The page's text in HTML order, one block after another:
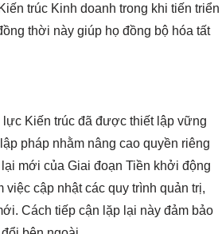
trúc Kinh doanh trong khi tiến triển
thời này giúp họ đồng bộ hóa tất
lực Kiến trúc đã được thiết lập vững
pháp nhằm nâng cao quyền riêng
mới của Giai đoạn Tiền khởi động
cập nhật các quy trình quản trị,
Cách tiếp cận lặp lại này đảm bảo